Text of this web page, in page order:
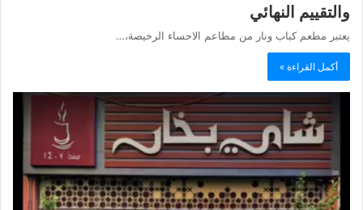
والتقييم النهائي
يعتبر مطعم كباب ونار من مطاعم الاحساء الرخيصة،…
أكمل القراءة »